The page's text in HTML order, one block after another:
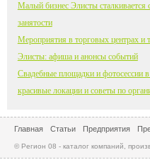
Малый бизнес Элисты сталкивается
занятости
Мероприятия в торговых центрах и
Элисты: афиша и анонсы событий
Свадебные площадки и фотосессии
красивые локации и советы по
Главная Статьи Предприятия
© Регион 08 - каталог компаний,